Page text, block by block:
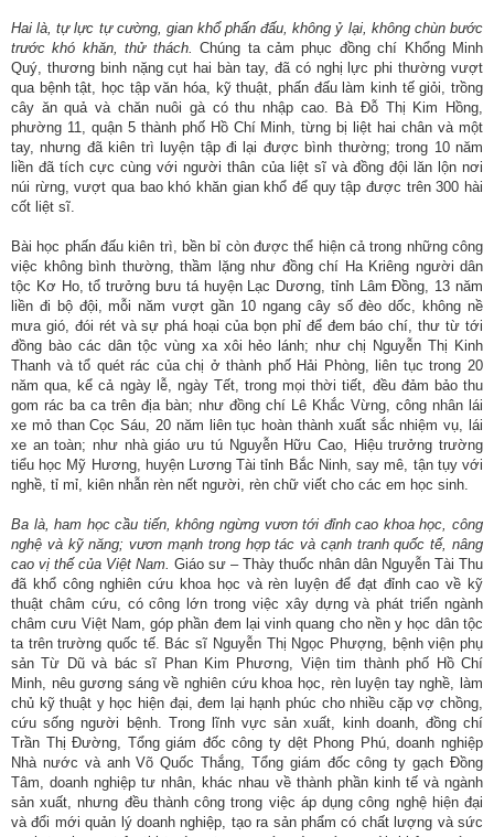
Hai là, tự lực tự cường, gian khổ phấn đấu, không ỷ lại, không chùn bước
trước khó khăn, thử thách. Chúng ta cảm phục đồng chí Khổng Minh
Quý, thương binh nặng cụt hai bàn tay, đã có nghị lực phi thường vượt
qua bệnh tật, học tập văn hóa, kỹ thuật, phấn đấu làm kinh tế giỏi, trồng
cây ăn quả và chăn nuôi gà có thu nhập cao. Bà Đỗ Thị Kim Hồng,
phường 11, quận 5 thành phố Hồ Chí Minh, từng bị liệt hai chân và một
tay, nhưng đã kiên trì luyện tập đi lại được bình thường; trong 10 năm
liền đã tích cực cùng với người thân của liệt sĩ và đồng đội lăn lộn nơi
núi rừng, vượt qua bao khó khăn gian khổ để quy tập được trên 300 hài
cốt liệt sĩ.
Bài học phấn đấu kiên trì, bền bỉ còn được thể hiện cả trong những công
việc không bình thường, thầm lặng như đồng chí Ha Kriêng người dân
tộc Kơ Ho, tổ trưởng bưu tá huyện Lạc Dương, tỉnh Lâm Đồng, 13 năm
liền đi bộ đội, mỗi năm vượt gần 10 ngang cây số đèo dốc, không nề
mưa gió, đói rét và sự phá hoại của bọn phỉ để đem báo chí, thư từ tới
đồng bào các dân tộc vùng xa xôi hẻo lánh; như chị Nguyễn Thị Kinh
Thanh và tổ quét rác của chị ở thành phố Hải Phòng, liên tục trong 20
năm qua, kể cả ngày lễ, ngày Tết, trong mọi thời tiết, đều đảm bảo thu
gom rác ba ca trên địa bàn; như đồng chí Lê Khắc Vừng, công nhân lái
xe mỏ than Cọc Sáu, 20 năm liên tục hoàn thành xuất sắc nhiệm vụ, lái
xe an toàn; như nhà giáo ưu tú Nguyễn Hữu Cao, Hiệu trưởng trường
tiểu học Mỹ Hương, huyện Lương Tài tỉnh Bắc Ninh, say mê, tận tụy với
nghề, tỉ mỉ, kiên nhẫn rèn nết người, rèn chữ viết cho các em học sinh.
Ba là, ham học cầu tiến, không ngừng vươn tới đỉnh cao khoa học, công
nghệ và kỹ năng; vươn mạnh trong hợp tác và cạnh tranh quốc tế, nâng
cao vị thế của Việt Nam. Giáo sư – Thày thuốc nhân dân Nguyễn Tài Thu
đã khổ công nghiên cứu khoa học và rèn luyện để đạt đỉnh cao về kỹ
thuật châm cứu, có công lớn trong việc xây dựng và phát triển ngành
châm cưu Việt Nam, góp phần đem lại vinh quang cho nền y học dân tộc
ta trên trường quốc tế. Bác sĩ Nguyễn Thị Ngọc Phượng, bệnh viện phụ
sản Từ Dũ và bác sĩ Phan Kim Phương, Viện tim thành phố Hồ Chí
Minh, nêu gương sáng về nghiên cứu khoa học, rèn luyện tay nghề, làm
chủ kỹ thuật y học hiện đại, đem lại hạnh phúc cho nhiều cặp vợ chồng,
cứu sống người bệnh. Trong lĩnh vực sản xuất, kinh doanh, đồng chí
Trần Thị Đường, Tổng giám đốc công ty dệt Phong Phú, doanh nghiệp
Nhà nước và anh Võ Quốc Thắng, Tổng giám đốc công ty gạch Đồng
Tâm, doanh nghiệp tư nhân, khác nhau về thành phần kinh tế và ngành
sản xuất, nhưng đều thành công trong việc áp dụng công nghệ hiện đại
và đổi mới quản lý doanh nghiệp, tạo ra sản phẩm có chất lượng và sức